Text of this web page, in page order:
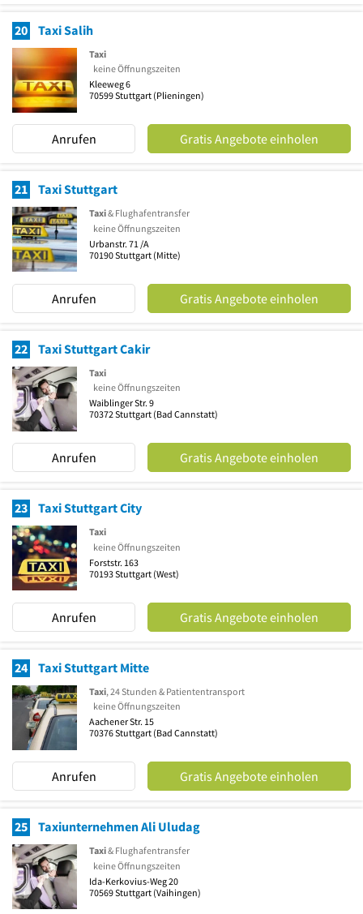
20 Taxi Salih
Taxi
keine Öffnungszeiten
Kleeweg 6
70599Stuttgart (Plieningen)
Anrufen Gratis Angebote einholen
21 Taxi Stuttgart
Taxi& Flughafentransfer
keine Öffnungszeiten
Urbanstr. 71 /A
70190Stuttgart (Mitte)
Anrufen Gratis Angebote einholen
22 Taxi Stuttgart Cakir
Taxi
keine Öffnungszeiten
Waiblinger Str. 9
70372Stuttgart (Bad Cannstatt)
Anrufen Gratis Angebote einholen
23 Taxi Stuttgart City
Taxi
keine Öffnungszeiten
Forststr. 163
70193Stuttgart (West)
Anrufen Gratis Angebote einholen
24 Taxi Stuttgart Mitte
Taxi, 24 Stunden & Patiententransport
keine Öffnungszeiten
Aachener Str. 15
70376Stuttgart (Bad Cannstatt)
Anrufen Gratis Angebote einholen
25 Taxiunternehmen Ali Uludag
Taxi& Flughafentransfer
keine Öffnungszeiten
Ida-Kerkovius-Weg 20
70569Stuttgart (Vaihingen)